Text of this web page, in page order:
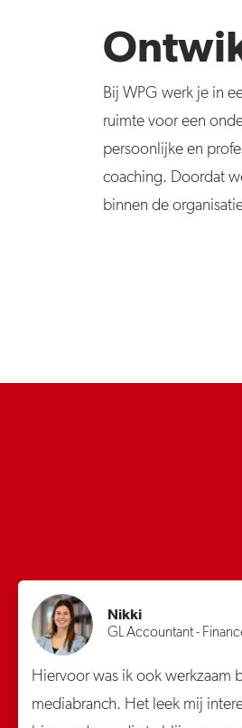
Bij WPG werk je in
ruimte voor een
persoonlijke en
coaching. Doordat
binnen de
Nikki
GL Accountant -
Hiervoor was ik ook werkzaam
mediabranch. Het leek mij